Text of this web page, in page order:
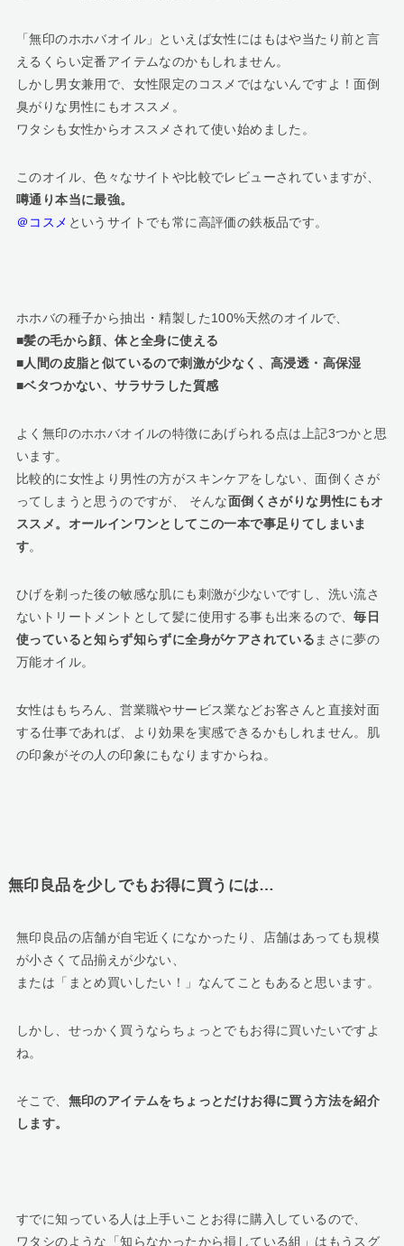
「無印のホホバオイル」といえば女性にはもはや当たり前と言
えるくらい定番アイテムなのかもしれません。
しかし男女兼用で、女性限定のコスメではないんですよ！面倒
臭がりな男性にもオススメ。
ワタシも女性からオススメされて使い始めました。
このオイル、色々なサイトや比較でレビューされていますが、
噂通り本当に最強。
＠コスメ というサイトでも常に高評価の鉄板品です。
ホホバの種子から抽出・精製した100%天然のオイルで、
■髪の毛から顔、体と全身に使える
■人間の皮脂と似ているので刺激が少なく、高浸透・高保湿
■ベタつかない、サラサラした質感
よく無印のホホバオイルの特徴にあげられる点は上記3つかと思
います。
比較的に女性より男性の方がスキンケアをしない、面倒くさが
ってしまうと思うのですが、 そんな面倒くさがりな男性にもオ
ススメ。オールインワンとしてこの一本で事足りてしまいま
す。
ひげを剃った後の敏感な肌にも刺激が少ないですし、洗い流さ
ないトリートメントとして髪に使用する事も出来るので、毎日
使っていると知らず知らずに全身がケアされている まさに夢の
万能オイル。
女性はもちろん、営業職やサービス業などお客さんと直接対面
する仕事であれば、より効果を実感できるかもしれません。肌
の印象がその人の印象にもなりますからね。
無印良品を少しでもお得に買うには…
無印良品の店舗が自宅近くになかったり、店舗はあっても規模
が小さくて品揃えが少ない、
または「まとめ買いしたい！」なんてこともあると思います。
しかし、せっかく買うならちょっとでもお得に買いたいですよ
ね。
そこで、 無印のアイテムをちょっとだけお得に買う方法を紹介
します。
すでに知っている人は上手いことお得に購入しているので、
ワタシのような「知らなかったから損している組」はもうスグ